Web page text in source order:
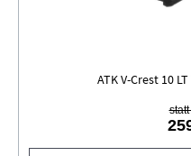
ATK V-Crest 10